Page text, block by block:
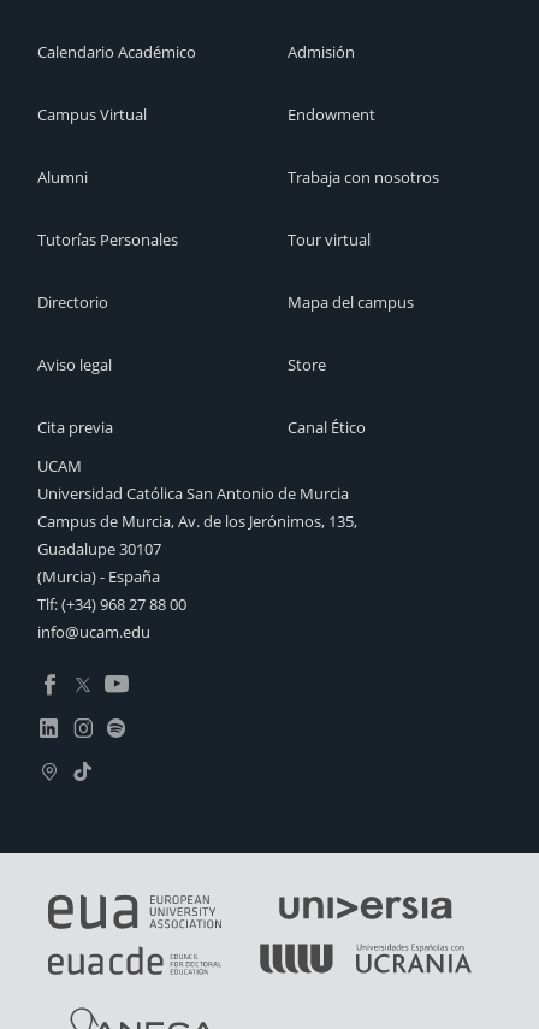
Calendario Académico
Campus Virtual
Alumni
Tutorías Personales
Directorio
Aviso legal
Cita previa
Admisión
Endowment
Trabaja con nosotros
Tour virtual
Mapa del campus
Store
Canal Ético
UCAM
Universidad Católica San Antonio de Murcia
Campus de Murcia, Av. de los Jerónimos, 135,
Guadalupe 30107
(Murcia) - España
Tlf:(+34) 968 27 88 00
info@ucam.edu